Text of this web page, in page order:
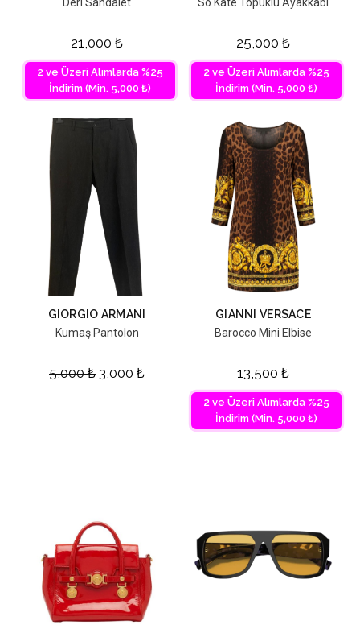
21,000 ₺
2 ve Üzeri Alımlarda %25
İndirim (Min. 5,000 ₺)
25,000 ₺
2 ve Üzeri Alımlarda %25
İndirim (Min. 5,000 ₺)
GIORGIO ARMANI
Kumaş Pantolon
5,000₺ 3,000 ₺
GIANNI VERSACE
Barocco Mini Elbise
13,500 ₺
2 ve Üzeri Alımlarda %25
İndirim (Min. 5,000 ₺)